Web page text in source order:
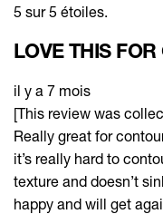
5 sur 5 étoiles.
LOVE THIS
il y a 7 mois
[This review was
Really great for
it’s really hard to
texture and doesn’t
happy and will get